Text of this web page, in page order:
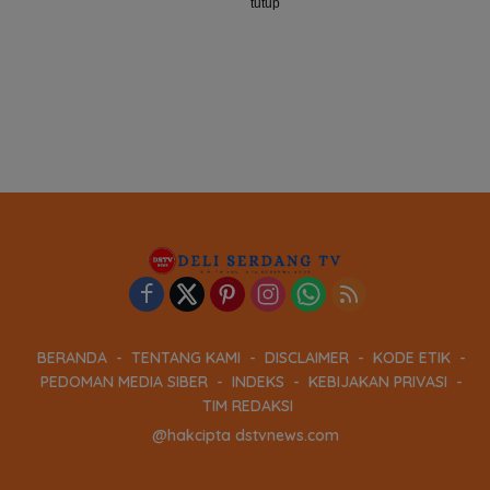
BERANDA TENTANG KAMI DISCLAIMER
KODE ETIK
PEDOMAN MEDIA SIBER
INDEKS
KEBIJAKAN PRIVASI
TIM REDAKSI
@hakcipta dstvnews.com
tutup